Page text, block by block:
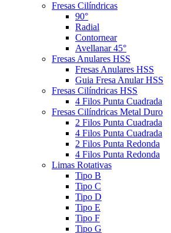
Fresas Cilíndricas
90°
Radial
Contornear
Avellanar 45°
Fresas Anulares HSS
Fresas Anulares HSS
Guia Fresa Anular HSS
Fresas Cilíndricas HSS
4 Filos Punta Cuadrada
Fresas Cilíndricas Metal Duro
2 Filos Punta Cuadrada
4 Filos Punta Cuadrada
2 Filos Punta Redonda
4 Filos Punta Redonda
Limas Rotativas
Tipo B
Tipo C
Tipo D
Tipo E
Tipo F
Tipo G